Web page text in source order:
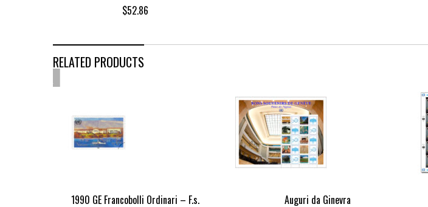
$52.86
RELATED PRODUCTS
1990 GE Francobolli Ordinari – F.s.
Auguri da Ginevra